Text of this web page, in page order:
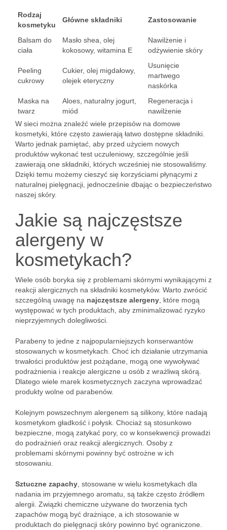
Rodzaj
kosmetyku
Główne składniki Zastosowanie
Balsam do
ciała
Masło shea, olej
kokosowy, witamina E
Nawilżenie i
odżywienie skóry
Peeling
cukrowy
Cukier, olej migdałowy,
olejek eteryczny
Usunięcie
martwego
naskórka
Maska na
twarz
Aloes, naturalny jogurt,
miód
Regeneracja i
nawilżenie
W sieci można znaleźć wiele przepisów na domowe
kosmetyki, które często zawierają łatwo dostępne składniki.
Warto jednak pamiętać, aby przed użyciem nowych
produktów wykonać test uczuleniowy, szczególnie jeśli
zawierają one składniki, których wcześniej nie stosowaliśmy.
Dzięki temu możemy cieszyć się korzyściami płynącymi z
naturalnej pielęgnacji, jednocześnie dbając o bezpieczeństwo
naszej skóry.
Jakie są najczęstsze
alergeny w
kosmetykach?
Wiele osób boryka się z problemami skórnymi wynikającymi z
reakcji alergicznych na składniki kosmetyków. Warto zwrócić
szczególną uwagę na najczęstsze alergeny , które mogą
występować w tych produktach, aby zminimalizować ryzyko
nieprzyjemnych dolegliwości.
Parabeny to jedne z najpopularniejszych konserwantów
stosowanych w kosmetykach. Choć ich działanie utrzymania
trwałości produktów jest pożądane, mogą one wywoływać
podrażnienia i reakcje alergiczne u osób z wrażliwą skórą.
Dlatego wiele marek kosmetycznych zaczyna wprowadzać
produkty wolne od parabenów.
Kolejnym powszechnym alergenem są silikony, które nadają
kosmetykom gładkość i połysk. Chociaż są stosunkowo
bezpieczne, mogą zatykać pory, co w konsekwencji prowadzi
do podrażnień oraz reakcji alergicznych. Osoby z
problemami skórnymi powinny być ostrożne w ich
stosowaniu.
Sztuczne zapachy , stosowane w wielu kosmetykach dla
nadania im przyjemnego aromatu, są także często źródłem
alergii. Związki chemiczne używane do tworzenia tych
zapachów mogą być drażniące, a ich stosowanie w
produktach do pielęgnacji skóry powinno być ograniczone.